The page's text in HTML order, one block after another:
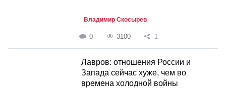
Владимир Скосырев
0 3100 1
Лавров: отношения России и
Запада сейчас хуже, чем во
времена холодной войны